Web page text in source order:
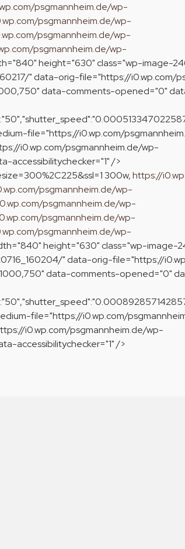
psgmannheim.de/wp-
psgmannheim.de/wp-
psgmannheim.de/wp-
psgmannheim.de/wp-
height="630" class="wp-image-
" data-orig-file="https://i0.wp.com/
data-comments-opened="0"
file="https://i0.wp.com/
i0.wp.com/psgmannheim.de/wp-
accessibilitychecker="1" />
300w,https://
psgmannheim.de/wp-
psgmannheim.de/wp-
psgmannheim.de/wp-
psgmannheim.de/wp-
height="630" class="wp-image-
" data-orig-file="https://
data-comments-opened="0"
file="https://i0.wp.com/
i0.wp.com/psgmannheim.de/wp-
accessibilitychecker="1" />